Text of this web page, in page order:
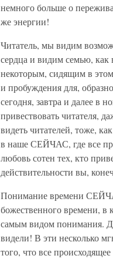
немного больше о
же энергии!
Читатель, мы видим
сердца и видим семью, как
некоторым, сидящим в
и пробуждения для,
сегодня, завтра и далее в
привествовать читателя,
видеть читателей, тоже,
в наше СЕЙЧАС, где все
любовь сотен тех, кто
действительности вы,
Понимание времени
божественного времени, в
самым видом понимания.
видели! В эти несколько
того, что все